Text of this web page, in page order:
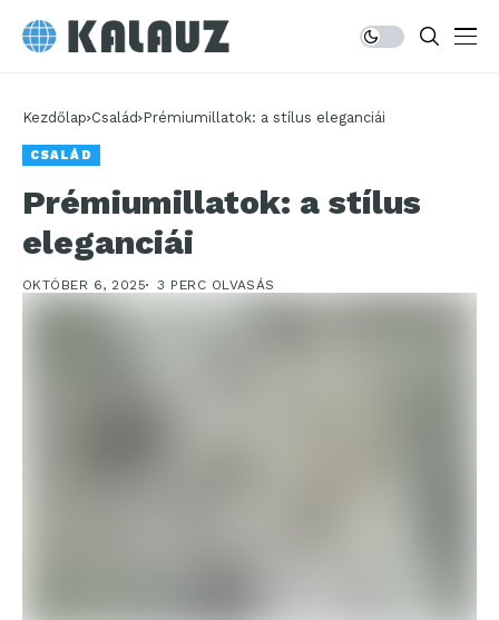
Kezdőlap Család Prémiumillatok: a stílus eleganciái
CSALÁD
Prémiumillatok: a stílus
eleganciái
OKTÓBER 6, 2025 3 PERC OLVASÁS